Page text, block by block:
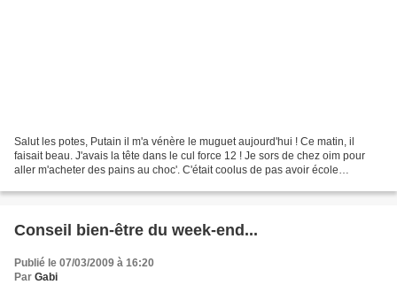
Salut les potes, Putain il m'a vénère le muguet aujourd'hui ! Ce matin, il
faisait beau. J'avais la tête dans le cul force 12 ! Je sors de chez oim pour
aller m'acheter des pains au choc'. C'était coolus de pas avoir école
Conseil bien-être du week-end...
Publié le 07/03/2009 à 16:20
Par Gabi